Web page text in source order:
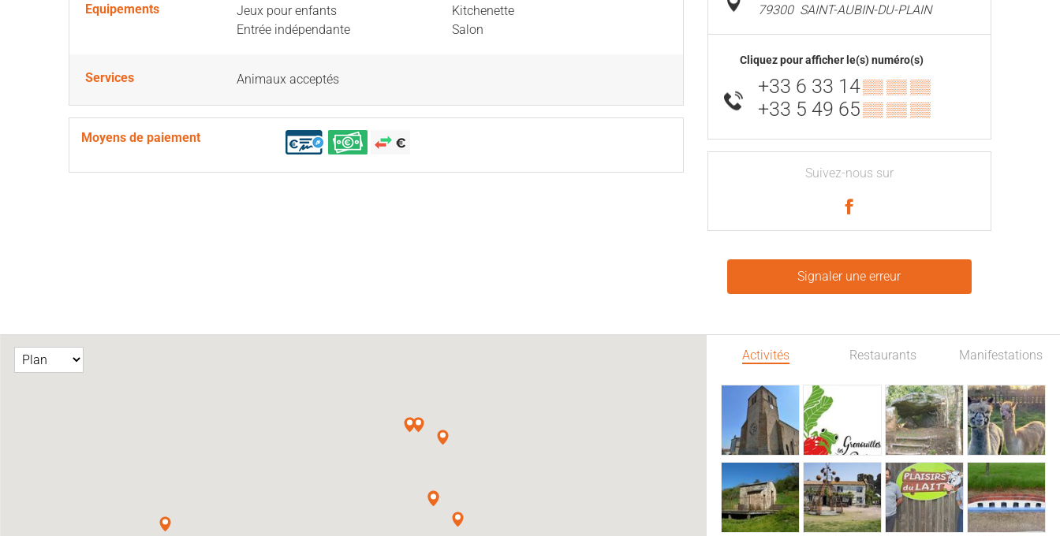
Equipements
Jeux pour enfants
Entrée indépendante
Kitchenette
Salon
Services Animaux acceptés
Moyens de paiement
79300 SAINT-AUBIN-DU-PLAIN
Cliquez pour afficher le(s) numéro(s)
+33 6 33 14▒▒ ▒▒ ▒▒
+33 5 49 65▒▒ ▒▒ ▒▒
Suivez-nous sur
Signaler une erreur
Activités Restaurants Manifestations